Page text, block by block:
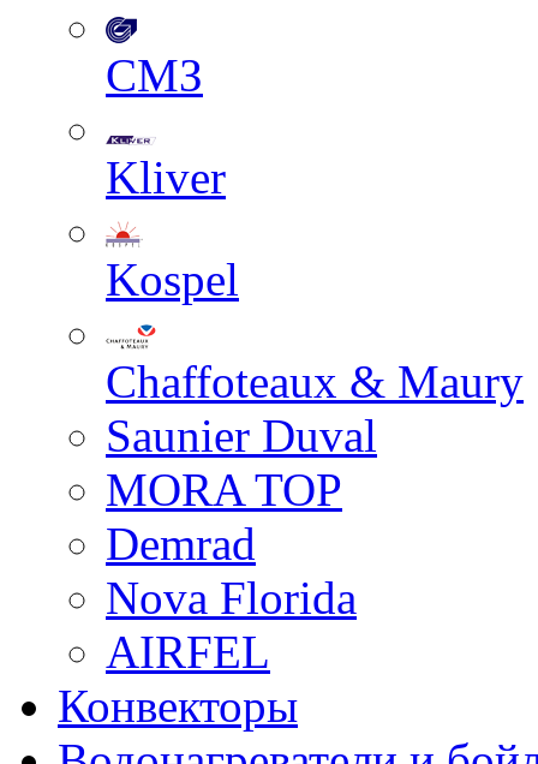
СМЗ
Kliver
Kospel
Chaffoteaux & Maury
Saunier Duval
MORA TOP
Demrad
Nova Florida
AIRFEL
Конвекторы